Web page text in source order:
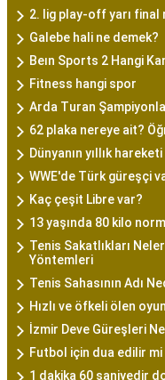
2. lig play-off yarı final
Galebe hali ne demek?
Beın Sports 2 Hangi
Fitness hangi spor
Arda Turan
62 plaka nereye ait?
Dünyanın yıllık
WWE'de Türk güreşçi
Kaç çeşit Libre var?
13 yaşında 80 kilo
Tenis Sakatlıkları
Yöntemleri
Tenis Sahasının Adı
Hızlı ve öfkeli ölen
İzmir Deve Güreşleri
Futbol için dua edilir mi
1 dakika 60 saniyedir